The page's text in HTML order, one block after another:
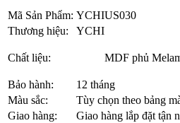
Mã Sản Phẩm: YCHIUS030
Thương hiệu:
YCHI
Chất liệu: MDF phủ
Bảo hành:
12 tháng
Màu sắc:
Tùy chọn theo bảng
Giao hàng:
Giao hàng lắp đặt tận